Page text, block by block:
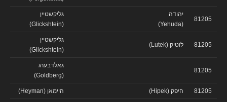
81205
יהודה
(Yehuda)
גליקשטיין
(Glickshtein)
81205 לוטיק (Lutek)
גליקשטיין
(Glickshtein)
81205
גאלדבערג
(Goldberg)
81205 היפק (Hipek) היימאן (Heyman)